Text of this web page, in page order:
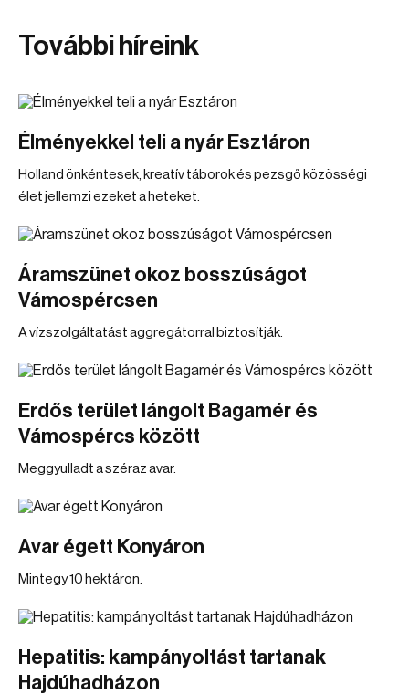
További híreink
Élményekkel teli a nyár Esztáron
Holland önkéntesek, kreatív táborok és pezsgő közösségi
élet jellemzi ezeket a heteket.
Áramszünet okoz bosszúságot
Vámospércsen
A vízszolgáltatást aggregátorral biztosítják.
Erdős terület lángolt Bagamér és
Vámospércs között
Meggyulladt a széraz avar.
Avar égett Konyáron
Mintegy 10 hektáron.
Hepatitis: kampányoltást tartanak
Hajdúhadházon